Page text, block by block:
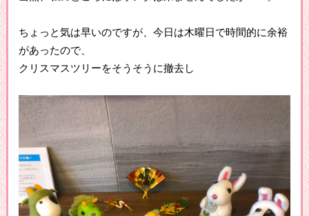
ちょっと気は早いのですが、今日は木曜日で時間的に余裕
があったので、
クリスマスツリーをそうそうに撤去し